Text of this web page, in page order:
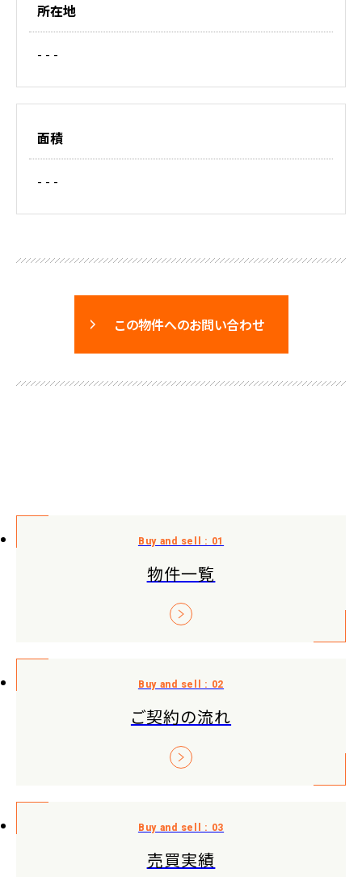
所在地
- - -
面積
- - -
この物件へのお問い合わせ
物件一覧
ご契約の流れ
売買実績